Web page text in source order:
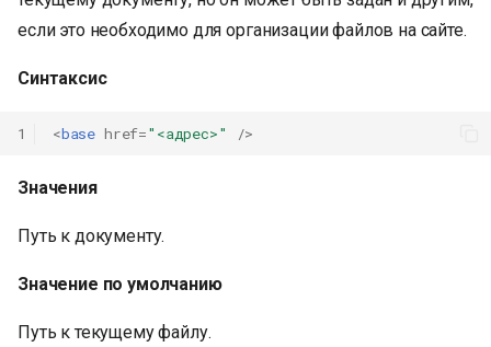
если это необходимо для организации файлов на сайте.
Синтаксис
1 <base href="<адрес>" />
Значения
Путь к документу.
Значение по умолчанию
Путь к текущему файлу.